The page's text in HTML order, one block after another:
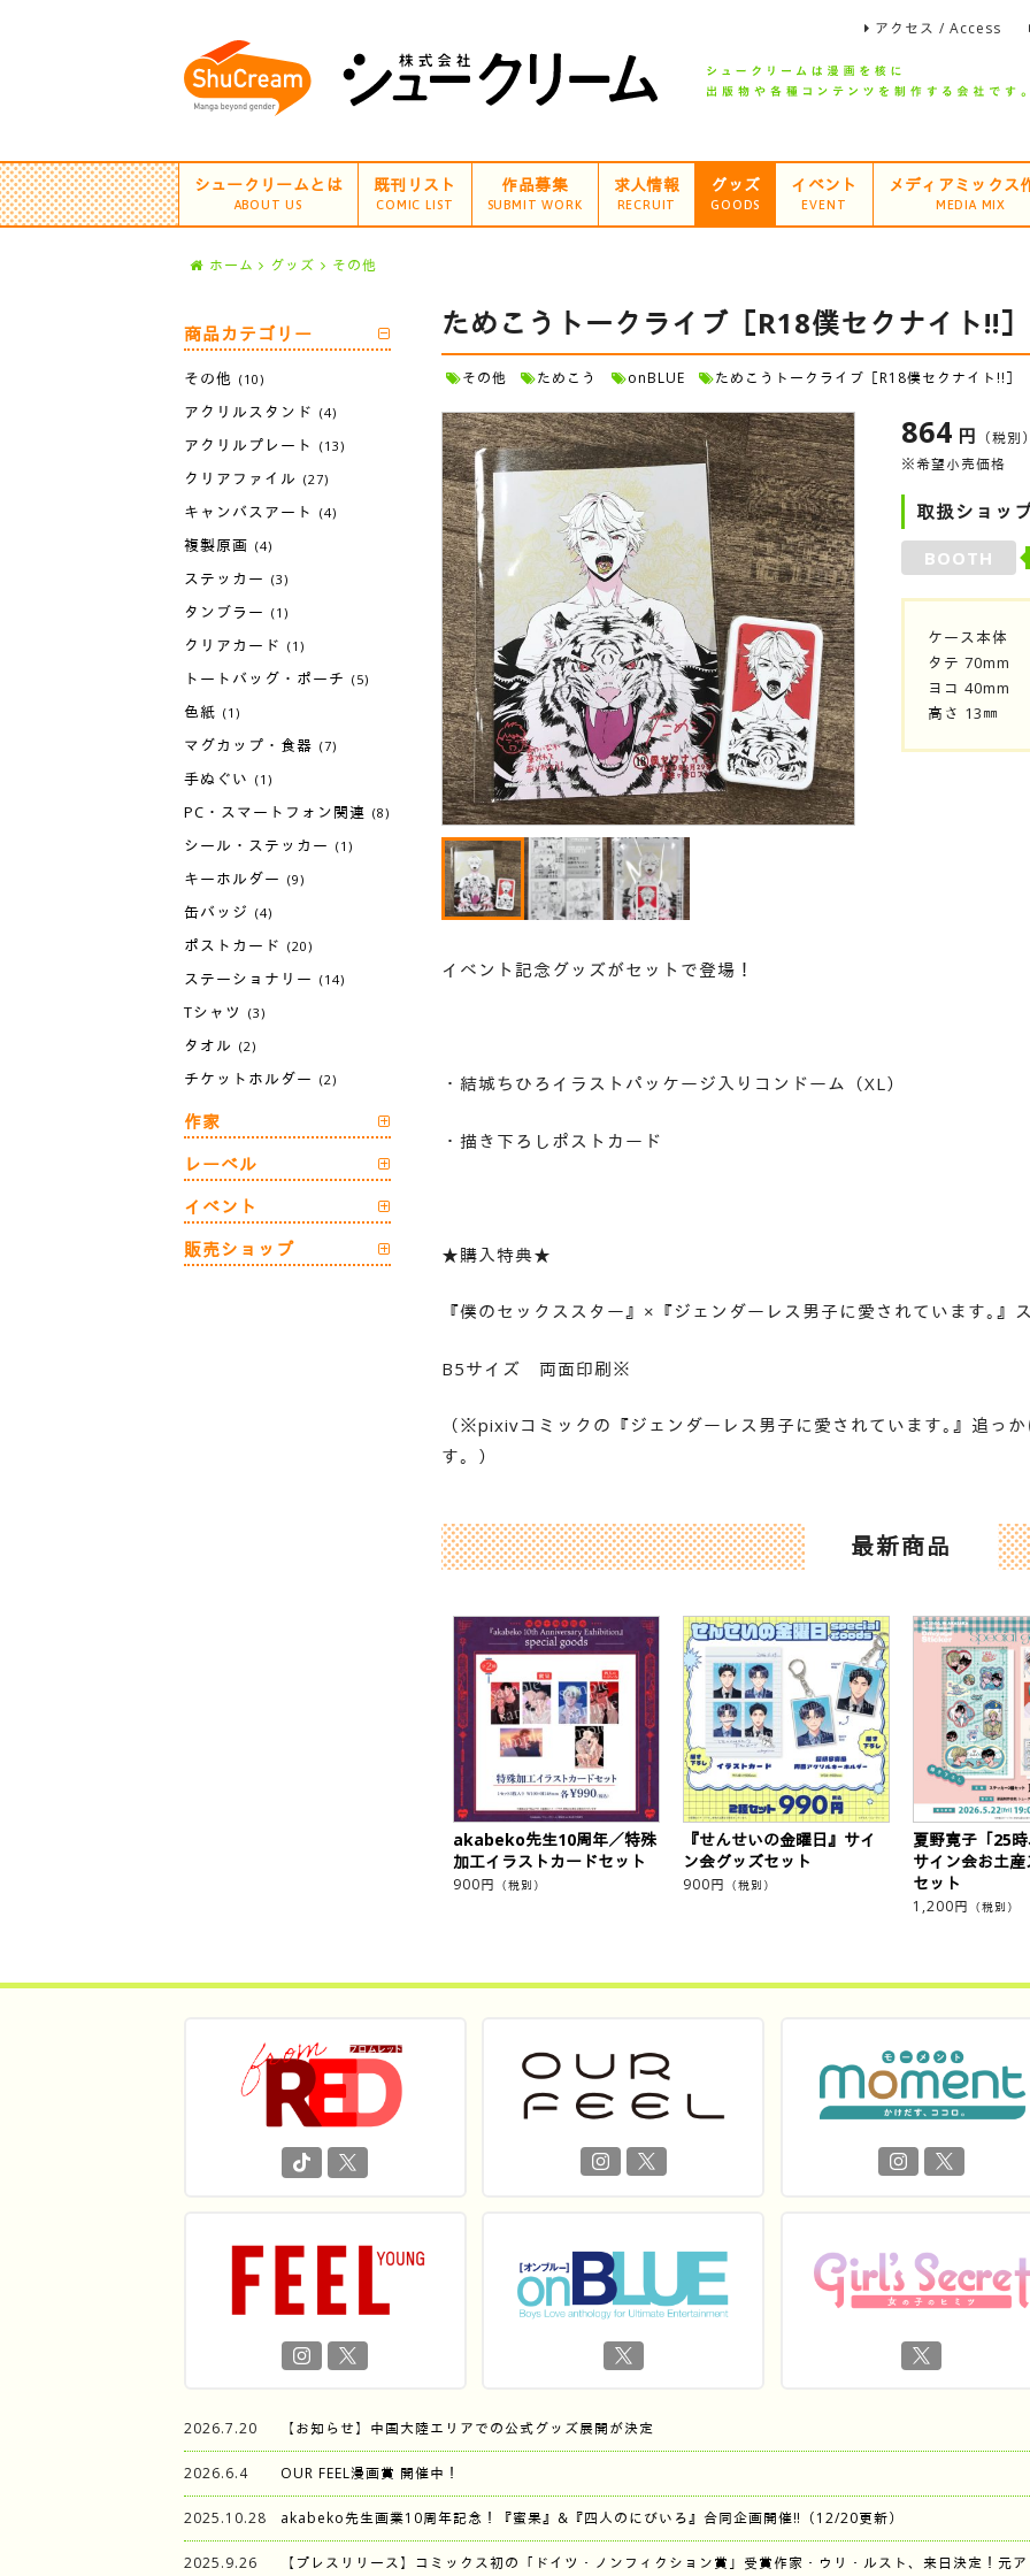
アクセス / Access
シュークリームとは
ABOUT US
既刊リスト
COMIC LIST
作品募集
SUBMIT WORK
求人情報
RECRUIT
グッズ
GOODS
イベント
EVENT
メディアミックス
MEDIA MIX
ホーム グッズ その他
ためこうトークライブ［R18僕セクナイト!!
その他 ためこう onBLUE ためこうトークライブ［R18僕セクナイト!!］
864 円 （税別
※希望小売価格
取扱ショッ
BOOTH
ケース本体
タテ 70mm
ヨコ 40mm
高さ 13㎜
イベント記念グッズがセットで登場！
・結城ちひろイラストパッケージ入りコンドーム（XL）
・描き下ろしポストカード
★購入特典★
『僕のセックススター』×『ジェンダーレス男子に愛されています｡
B5サイズ 両面印刷※
（※pixivコミックの『ジェンダーレス男子に愛されています｡』追っ
す。）
最新商品
akabeko先生10周年／特殊
加工イラストカードセット
900円 （税別）
『せんせいの金曜日』サイ
ン会グッズセット
900円 （税別）
夏野寛子「25
サイン会お土
セット
1,200円 （税別）
商品カテゴリー
その他 (10)
アクリルスタンド (4)
アクリルプレート (13)
クリアファイル (27)
キャンバスアート (4)
複製原画 (4)
ステッカー (3)
タンブラー (1)
クリアカード (1)
トートバッグ・ポーチ (5)
色紙 (1)
マグカップ・食器 (7)
手ぬぐい (1)
PC・スマートフォン関連 (8)
シール・ステッカー (1)
キーホルダー (9)
缶バッジ (4)
ポストカード (20)
ステーショナリー (14)
Tシャツ (3)
タオル (2)
チケットホルダー (2)
作家
レーベル
イベント
販売ショップ
2026.7.20 【お知らせ】中国大陸エリアでの公式グッズ展開が決定
2026.6.4 OUR FEEL漫画賞 開催中！
2025.10.28 akabeko先生画業10周年記念！『蜜果』&『四人のにびいろ』合同企画開催‼︎（12/20更新）
2025.9.26
【プレスリリース】コミックス初の「ドイツ・ノンフィクション賞」受賞作家・ウリ・ルスト、来日決定！元